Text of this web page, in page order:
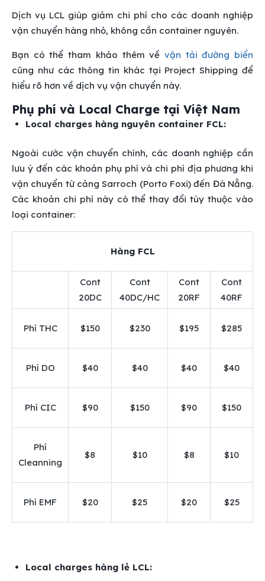
Dịch vụ LCL giúp giảm chi phí cho các doanh nghiệp
vận chuyển hàng nhỏ, không cần container nguyên.
Bạn có thể tham khảo thêm về vận tải đường biển
cũng như các thông tin khác tại Project Shipping để
hiểu rõ hơn về dịch vụ vận chuyển này.
Phụ phí và Local Charge tại Việt Nam
Local charges hàng nguyên container FCL:
Ngoài cước vận chuyển chính, các doanh nghiệp cần
lưu ý đến các khoản phụ phí và chi phí địa phương khi
vận chuyển từ cảng Sarroch (Porto Foxi) đến Đà Nẵng.
Các khoản chi phí này có thể thay đổi tùy thuộc vào
loại container:
Hàng FCL
Cont
20DC
Cont
40DC/HC
Cont
20RF
Cont
40RF
Phí THC $150 $230 $195 $285
Phí DO $40 $40 $40 $40
Phí CIC $90 $150 $90 $150
Phí
Cleanning
$8 $10 $8 $10
Phí EMF $20 $25 $20 $25
Local charges hàng lẻ LCL: